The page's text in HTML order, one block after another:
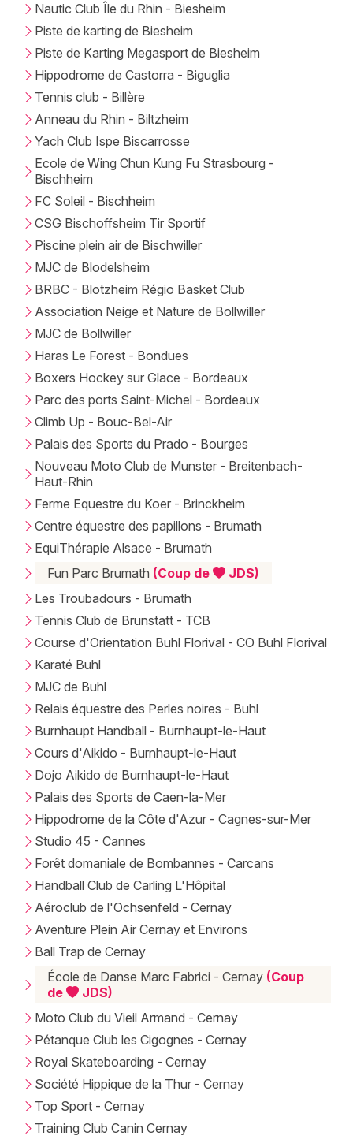
Nautic Club Île du Rhin - Biesheim
Piste de karting de Biesheim
Piste de Karting Megasport de Biesheim
Hippodrome de Castorra - Biguglia
Tennis club - Billère
Anneau du Rhin - Biltzheim
Yach Club Ispe Biscarrosse
Ecole de Wing Chun Kung Fu Strasbourg -
Bischheim
FC Soleil - Bischheim
CSG Bischoffsheim Tir Sportif
Piscine plein air de Bischwiller
MJC de Blodelsheim
BRBC - Blotzheim Régio Basket Club
Association Neige et Nature de Bollwiller
MJC de Bollwiller
Haras Le Forest - Bondues
Boxers Hockey sur Glace - Bordeaux
Parc des ports Saint-Michel - Bordeaux
Climb Up - Bouc-Bel-Air
Palais des Sports du Prado - Bourges
Nouveau Moto Club de Munster - Breitenbach-
Haut-Rhin
Ferme Equestre du Koer - Brinckheim
Centre équestre des papillons - Brumath
EquiThérapie Alsace - Brumath
Fun Parc Brumath (Coup de
JDS)
Les Troubadours - Brumath
Tennis Club de Brunstatt - TCB
Course d'Orientation Buhl Florival - CO Buhl Florival
Karaté Buhl
MJC de Buhl
Relais équestre des Perles noires - Buhl
Burnhaupt Handball - Burnhaupt-le-Haut
Cours d'Aikido - Burnhaupt-le-Haut
Dojo Aikido de Burnhaupt-le-Haut
Palais des Sports de Caen-la-Mer
Hippodrome de la Côte d'Azur - Cagnes-sur-Mer
Studio 45 - Cannes
Forêt domaniale de Bombannes - Carcans
Handball Club de Carling L'Hôpital
Aéroclub de l'Ochsenfeld - Cernay
Aventure Plein Air Cernay et Environs
Ball Trap de Cernay
École de Danse Marc Fabrici - Cernay (Coup
de
JDS)
Moto Club du Vieil Armand - Cernay
Pétanque Club les Cigognes - Cernay
Royal Skateboarding - Cernay
Société Hippique de la Thur - Cernay
Top Sport - Cernay
Training Club Canin Cernay